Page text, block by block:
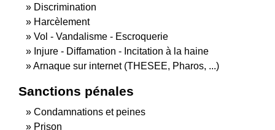
Discrimination
Harcèlement
Vol - Vandalisme - Escroquerie
Injure - Diffamation - Incitation à la haine
Arnaque sur internet (THESEE, Pharos, ...)
Sanctions pénales
Condamnations et peines
Prison